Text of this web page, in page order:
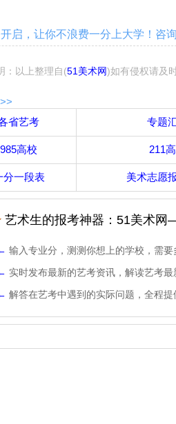
启，让你不浪费一分上大学！咨
：以上整理自(51美术网)如有侵权请及
省艺考 专题
985高校 211
分一段表 美术志愿
艺术生的报考神器：51美术网
输入专业分，测测你想上的学校，需要
实时发布最新的艺考资讯，解读艺考最
解答在艺考中遇到的实际问题，全程提